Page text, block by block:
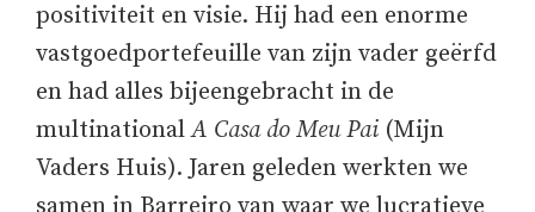
positiviteit en visie. Hij had een enorme
vastgoedportefeuille van zijn vader geërfd
en had alles bijeengebracht in de
multinationalA Casa do Meu Pai (Mijn
Vaders Huis). Jaren geleden werkten we